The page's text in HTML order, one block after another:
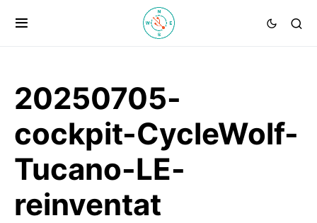
20250705-
cockpit-CycleWolf-
Tucano-LE-
reinventat